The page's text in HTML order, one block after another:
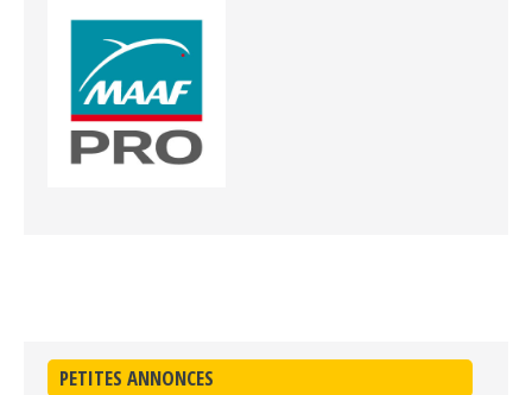
PETITES ANNONCES